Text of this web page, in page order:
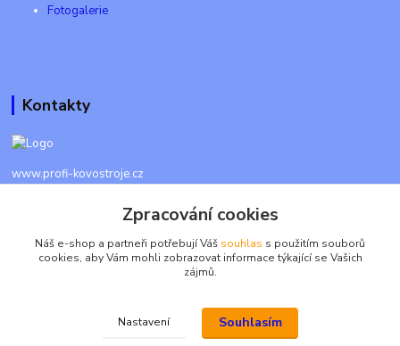
Fotogalerie
Kontakty
www.profi-kovostroje.cz
+420 605 017 866
Každý den 8 - 20 hod - SMS kdykoliv
Zpracování cookies
Náš e-shop a partneři potřebují Váš souhlas s použitím souborů
cookies, aby Vám mohli zobrazovat informace týkající se Vašich
zájmů.
Nastavení Souhlasím